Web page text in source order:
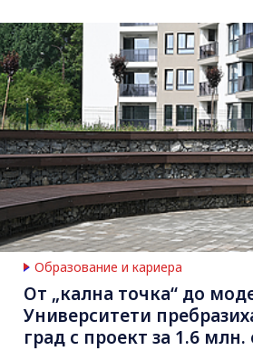
Образование и кариера
От „кална точка“ до
Университети
град с проект за 1.6